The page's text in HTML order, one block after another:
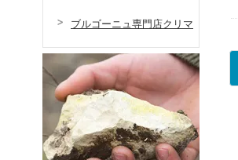
ブルゴーニュ専門店クリマ